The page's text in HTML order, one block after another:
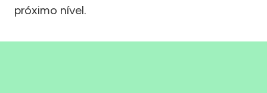
próximo nível.